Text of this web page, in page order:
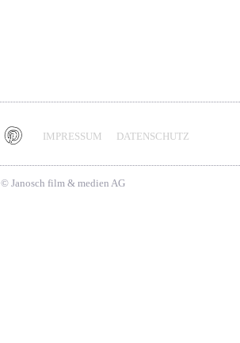
IMPRESSUM DATENSCHUTZ
© Janosch film & medien AG